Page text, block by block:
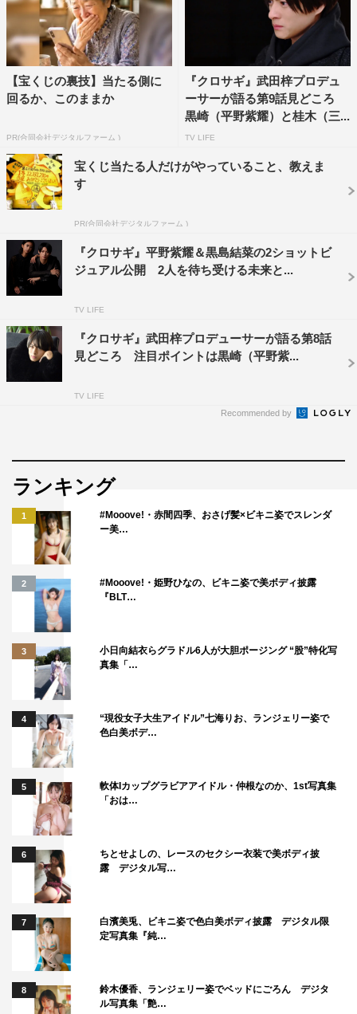
【宝くじの裏技】当たる側に
回るか、このままか
PR(合同会社デジタルファーム )
『クロサギ』武田梓プロデュ
ーサーが語る第9話見どころ
黒崎（平野紫耀）と桂木（三...
TV LIFE
宝くじ当たる人だけがやっていること、教えま
す
PR(合同会社デジタルファーム )
『クロサギ』平野紫耀＆黒島結菜の2ショットビ
ジュアル公開 2人を待ち受ける未来と...
TV LIFE
『クロサギ』武田梓プロデューサーが語る第8話
見どころ 注目ポイントは黒崎（平野紫...
TV LIFE
Recommended by
ランキング
1
#Mooove!・赤間四季、おさげ髪×ビキニ姿でスレンダ
ー美…
2
#Mooove!・姫野ひなの、ビキニ姿で美ボディ披露
『BLT…
3
小日向結衣らグラドル6人が大胆ポージング “股”特化写
真集「…
4
“現役女子大生アイドル”七海りお、ランジェリー姿で
色白美ボデ…
5
軟体Iカップグラビアアイドル・仲根なのか、1st写真集
「おは…
6
ちとせよしの、レースのセクシー衣装で美ボディ披
露 デジタル写…
7
白濱美兎、ビキニ姿で色白美ボディ披露 デジタル限
定写真集『純…
8
鈴木優香、ランジェリー姿でベッドにごろん デジタ
ル写真集「艶…